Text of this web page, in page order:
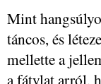
Mint
táncos, és
mellette a
a fátylat arról,